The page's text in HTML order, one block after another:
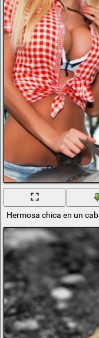
Hermosa chica en un